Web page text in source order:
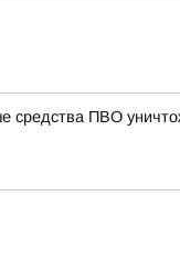
ПВО